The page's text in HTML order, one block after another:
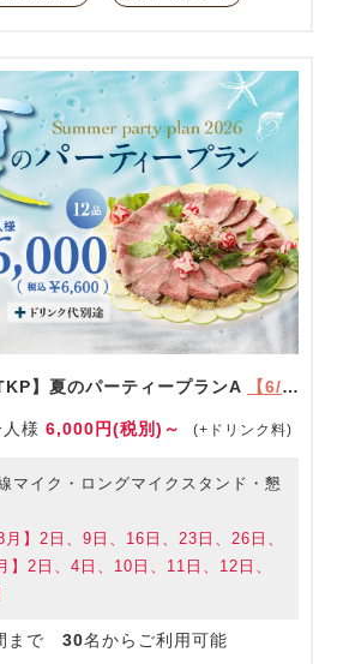
】夏のパーティープランA 【6/1～9/30限定】
様 6,000円(税別)～ (+ドリンク料)
マイク・ロングマイクスタンド・懇
月】2日、9日、16日、23日、26日、
2日、4日、10日、11日、12日、
まで 30名からご利用可能